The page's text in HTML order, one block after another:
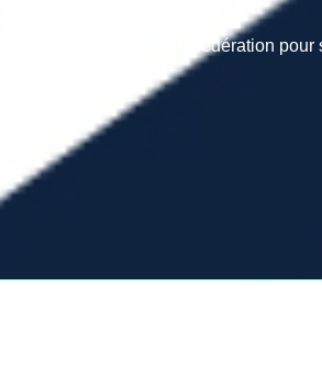
menés par notre fédération pour